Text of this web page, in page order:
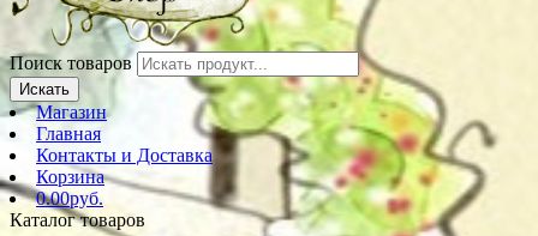
Поиск товаров
Искать
Магазин
Главная
Контакты и Доставка
Корзина
0.00руб.
Каталог товаров